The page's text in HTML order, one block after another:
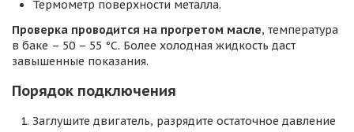
Термометр поверхности металла.
Проверка проводится на прогретом масле, температура
в баке – 50 – 55 °C. Более холодная жидкость даст
завышенные показания.
Порядок подключения
Заглушите двигатель, разрядите остаточное давление